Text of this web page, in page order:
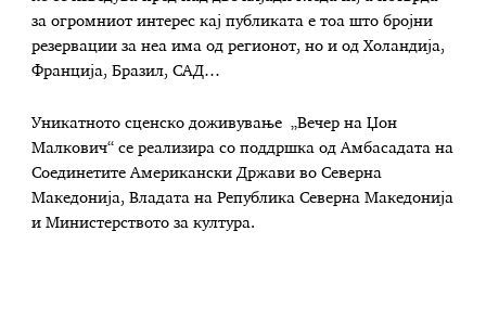
за огромниот интерес кај публиката е тоа што бројни
резервации за неа има од регионот, но и од Холандија,
Франција, Бразил, САД…
Уникатното сценско доживување „Вечер на Џон
Малкович“ се реализира со поддршка од Амбасадата на
Соединетите Американски Држави во Северна
Македонија, Владата на Република Северна Македонија
и Министерството за култура.